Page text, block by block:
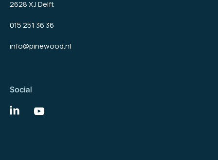
2628 XJ Delft
015 251 36 36
info@pinewood.nl
Social